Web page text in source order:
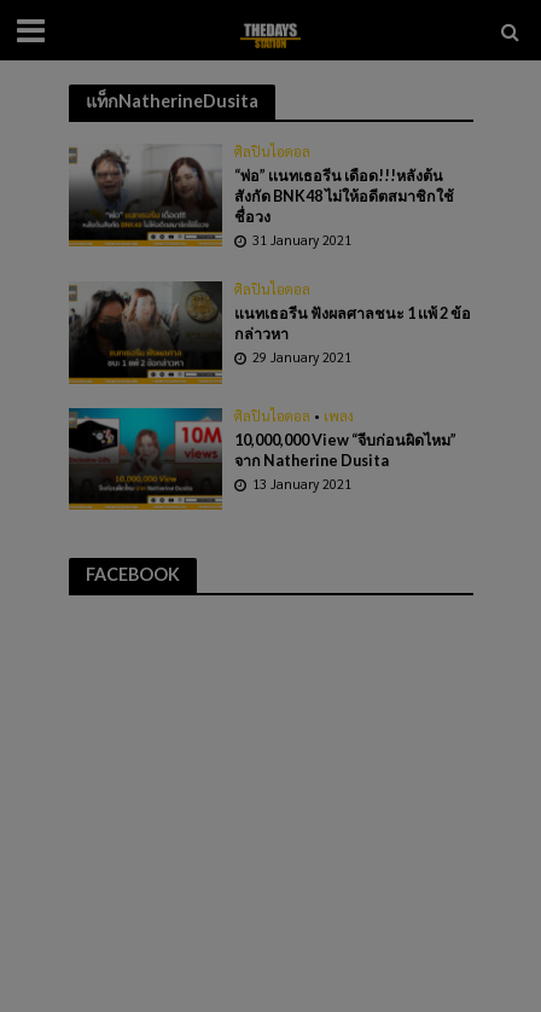
แท็กNatherineDusita
ศิลปินไอดอล
“พ่อ” เเนทเธอรีน เดือด!!!หลังต้น
สังกัด BNK48 ไม่ให้อดีตสมาชิกใช้
ชื่อวง
31 January 2021
ศิลปินไอดอล
แนทเธอรีน ฟังผลศาลชนะ 1 เเพ้ 2 ข้อ
กล่าวหา
29 January 2021
ศิลปินไอดอล • เพลง
10,000,000 View “จีบก่อนผิดไหม”
จาก Natherine Dusita
13 January 2021
FACEBOOK